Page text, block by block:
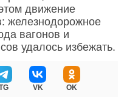
движение
железнодорожное
вагонов и
удалось избежать.
VK OK